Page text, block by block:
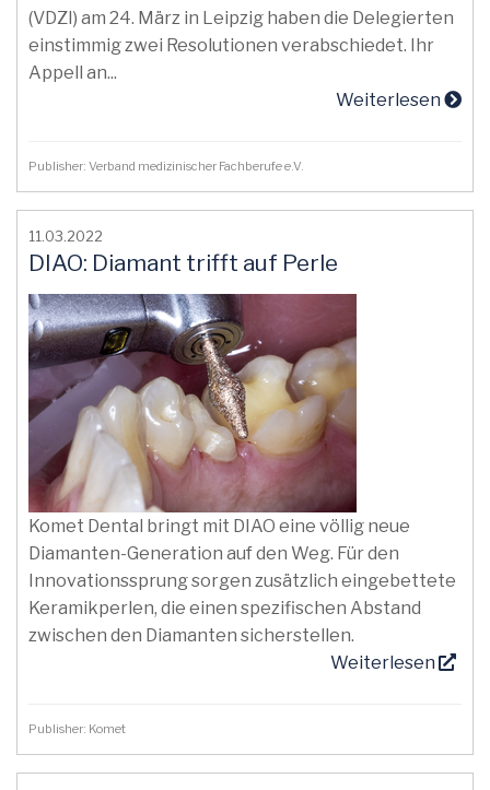
(VDZI) am 24. März in Leipzig haben die Delegierten
einstimmig zwei Resolutionen verabschiedet. Ihr
Appell an...
Weiterlesen
Publisher: Verband medizinischer Fachberufe e.V.
11.03.2022
DIAO: Diamant trifft auf Perle
Komet Dental bringt mit DIAO eine völlig neue
Diamanten-Generation auf den Weg. Für den
Innovationssprung sorgen zusätzlich eingebettete
Keramikperlen, die einen spezifischen Abstand
zwischen den Diamanten sicherstellen.
Weiterlesen
Publisher: Komet